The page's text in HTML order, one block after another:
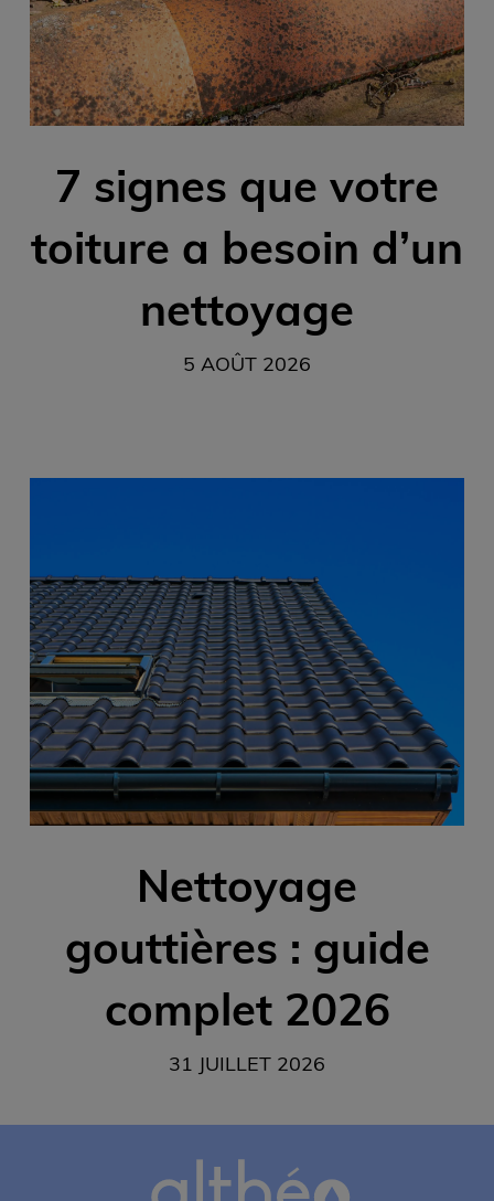
7 signes que votre
toiture a besoin d’un
nettoyage
5 AOÛT 2026
Nettoyage
gouttières : guide
complet 2026
31 JUILLET 2026